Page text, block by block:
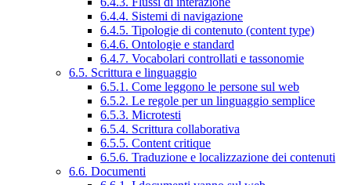
6.4.4. Sistemi di navigazione
6.4.5. Tipologie di contenuto (content type)
6.4.6. Ontologie e standard
6.4.7. Vocabolari controllati e tassonomie
6.5. Scrittura e linguaggio
6.5.1. Come leggono le persone sul web
6.5.2. Le regole per un linguaggio semplice
6.5.3. Microtesti
6.5.4. Scrittura collaborativa
6.5.5. Content critique
6.5.6. Traduzione e localizzazione dei contenuti
6.6. Documenti